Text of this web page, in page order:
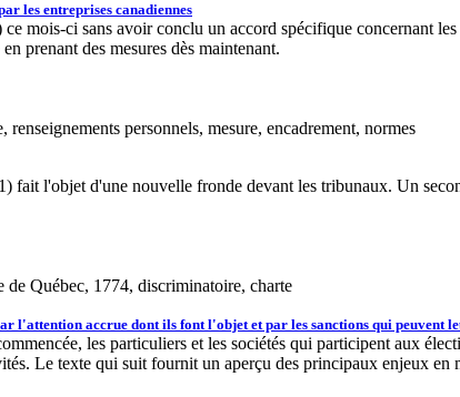
les entreprises canadiennes
ci sans avoir conclu un accord spécifique concernant
prenant des mesures dès maintenant.
personnels, mesure, encadrement, normes
l'objet d'une nouvelle fronde devant les tribunaux. Un
Québec, 1774, discriminatoire, charte
l'attention accrue dont ils font l'objet et par les sanctions qui peuvent
les particuliers et les sociétés qui participent aux
Le texte qui suit fournit un aperçu des principaux enjeux